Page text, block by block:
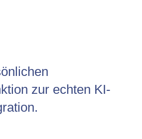
zur echten KI-